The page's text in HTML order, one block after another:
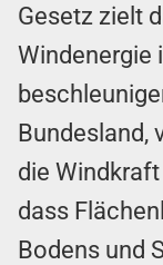
Gesetz zielt
Windenergie
Bundesland,
die
dass
Bodens und